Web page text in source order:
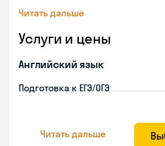
Читать дальше
Услуги и цены
Английский язык
Подготовка к ЕГЭ/ОГЭ
Читать дальше